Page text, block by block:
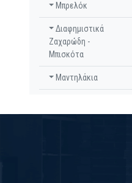
Μπρελόκ
Διαφημιστικά
Ζαχαρώδη -
Μπισκότα
Μαντηλάκια